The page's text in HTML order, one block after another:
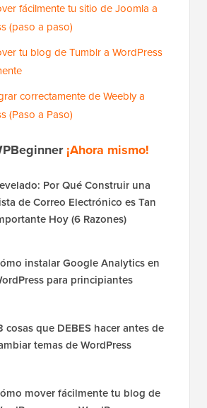
fácilmente tu sitio de Joomla a
(paso a paso)
tu blog de Tumblr a WordPress
correctamente de Weebly a
(Paso a Paso)
¡Ahora mismo!
Por Qué Construir una
de Correo Electrónico es Tan
Hoy (6 Razones)
instalar Google Analytics en
para principiantes
cosas que DEBES hacer antes de
temas de WordPress
mover fácilmente tu blog de